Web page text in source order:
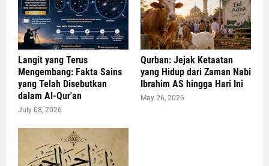
Langit yang Terus
Mengembang: Fakta Sains
yang Telah Disebutkan
dalam Al-Qur'an
July 08, 2026
Qurban: Jejak Ketaatan
yang Hidup dari Zaman Nabi
Ibrahim AS hingga Hari Ini
May 26, 2026